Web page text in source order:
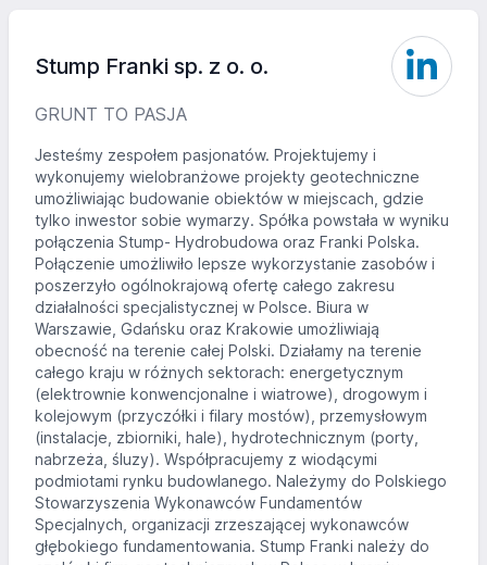
Stump Franki sp. z o. o.
GRUNT TO PASJA
Jesteśmy zespołem pasjonatów. Projektujemy i
wykonujemy wielobranżowe projekty geotechniczne
umożliwiając budowanie obiektów w miejscach, gdzie
tylko inwestor sobie wymarzy. Spółka powstała w wyniku
połączenia Stump- Hydrobudowa oraz Franki Polska.
Połączenie umożliwiło lepsze wykorzystanie zasobów i
poszerzyło ogólnokrajową ofertę całego zakresu
działalności specjalistycznej w Polsce. Biura w
Warszawie, Gdańsku oraz Krakowie umożliwiają
obecność na terenie całej Polski. Działamy na terenie
całego kraju w różnych sektorach: energetycznym
(elektrownie konwencjonalne i wiatrowe), drogowym i
kolejowym (przyczółki i filary mostów), przemysłowym
(instalacje, zbiorniki, hale), hydrotechnicznym (porty,
nabrzeża, śluzy). Współpracujemy z wiodącymi
podmiotami rynku budowlanego. Należymy do Polskiego
Stowarzyszenia Wykonawców Fundamentów
Specjalnych, organizacji zrzeszającej wykonawców
głębokiego fundamentowania. Stump Franki należy do